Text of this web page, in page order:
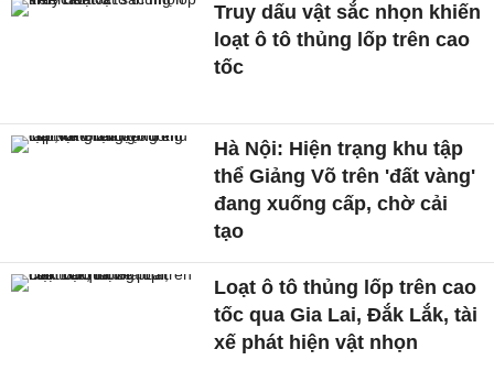
Truy dấu vật sắc nhọn khiến
loạt ô tô thủng lốp trên cao
tốc
Hà Nội: Hiện trạng khu tập
thể Giảng Võ trên 'đất vàng'
đang xuống cấp, chờ cải
tạo
Loạt ô tô thủng lốp trên cao
tốc qua Gia Lai, Đắk Lắk, tài
xế phát hiện vật nhọn